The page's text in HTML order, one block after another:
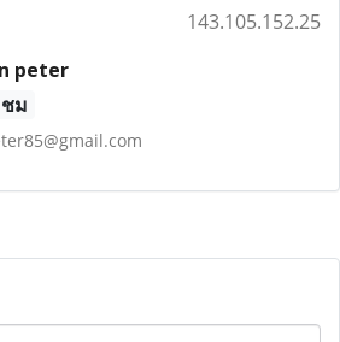
143.105.152.25
peter
ชม